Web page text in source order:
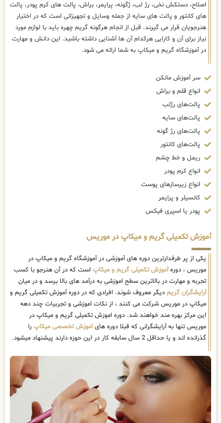
اصلاح، دستکش نخی، رژ لب، ژگونه، پرایمر، براش، پالت های کرم پودر، پالت
های کانتور و پالت های سایه از جمله وسایل و تجهیزاتی است که در اختیار
هنرجویان قرار می گیرند. قبل از انجام هرگونه گریم چهره باید با لوازم مورد
نیاز برای آن و کارایی هرکدام آن ها آشنایی داشته باشید. این دانش و مهارت
در آموزشگاه گریم و میکاپ به شما ارائه می شود.
سر آموزش مانکن
انواع قلم و براش
پالت‌های رژلب
پالت‌های سایه
پالت‌های رژ گونه
پالت‌های کانتور
ریمل و خط چشم
انواع کرم پودر
انواع زیرسازهای پوست
کانسیلر و پرایمر
پودر یا اسپری فیکس
آموزش تکمیلی گریم و میکاپ در موریس
یکی از پر طرفدارترین دوره های آموزشی در آموزشگاه گریم و میکاپ در
موریس ، دورهآموزش تکمیلی گریم و میکاپ است که در آن هنرجو با کسب
تجربه و مهارت در بالاترین سطح اموزشی به درآمد های بالا برسد و در میان
آرایشگران گریم دیگر معروف شوند. افرادی که در دوره آموزش تکمیلی گریم و
میکاپ در موریس شرکت می کنند ، از نکات اموزشی و تجربیات چند دهه
این مرکز بهره مند خواهند شد. دوره اموزش تکمیلی گریم و میکاپ در
موریس تنها به آرایشگرانی که قبلا دوره های اموزش تخصصی میکاپ را
گذرانده اند و یا حداقل 2 سال سابقه کار در این حوزه دارند پیشنهاد میشود.